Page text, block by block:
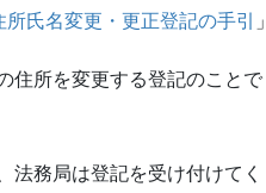
氏名変更・更正登記の手引 」
住所を変更する登記のことで
法務局は登記を受け付けてく